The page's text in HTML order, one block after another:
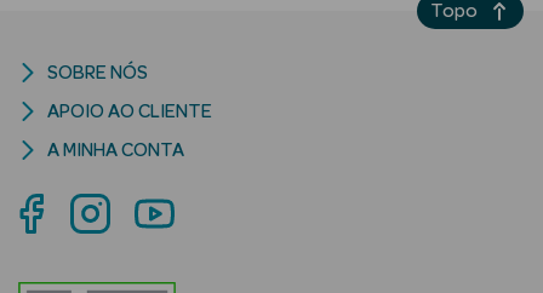
Lábios
Solares Bebé e
Criança
SOBRE NÓS
APOIO AO CLIENTE
A MINHA CONTA
Topo